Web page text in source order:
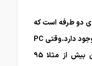
دو طرفه است که
در مرجع برای یکطرفه ها هم وجود دارد.وقتی PC
(احتمال انطباق ) برای آزمون بیش از مثلا 95